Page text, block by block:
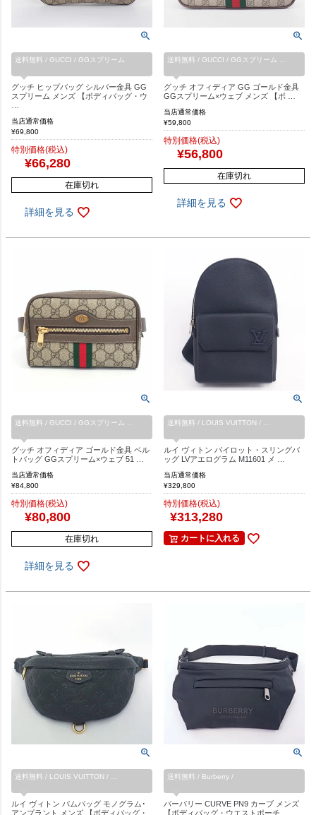
送料無料 / GUCCI / GGスプリーム
グッチ ヒップバッグ シルバー金具 GG
スプリーム メンズ 【ボディバッグ・ウ
当店通常価格
¥69,800
特別価格(税込)
¥66,280
在庫切れ
詳細を見る
送料無料 / GUCCI / GGスプリーム …
グッチ オフィディア GG ゴールド金具
GGスプリーム×ウェブ メンズ 【ボ …
当店通常価格
¥59,800
特別価格(税込)
¥56,800
在庫切れ
詳細を見る
送料無料 / GUCCI / GGスプリーム …
グッチ オフィディア ゴールド金具 ベル
トバッグ GGスプリーム×ウェブ 51 …
当店通常価格
¥84,800
特別価格(税込)
¥80,800
在庫切れ
詳細を見る
送料無料 / LOUIS VUITTON / …
ルイ ヴィトン パイロット・スリングバ
ッグ LVアエログラム M11601 メ …
当店通常価格
¥329,800
特別価格(税込)
¥313,280
カートに入れる
送料無料 / LOUIS VUITTON / …
ルイ ヴィトン バムバッグ モノグラム･
アンプラント メンズ 【ボディバッグ・
送料無料 / Burberry /
バーバリー CURVE PN9 カーブ メンズ
【ボディバッグ・ウエストポーチ …